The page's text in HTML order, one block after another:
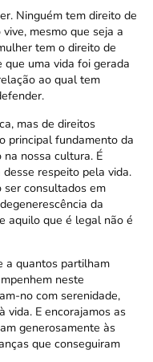
Ninguém tem direito de
mesmo que seja a
tem o direito de
que uma vida foi gerada
ao qual tem
mas de direitos
principal fundamento da
nossa cultura. É
respeito pela vida.
consultados em
da
aquilo que é legal não é
a quantos partilham
neste
no com serenidade,
vida. E encorajamos as
generosamente às
que conseguiram